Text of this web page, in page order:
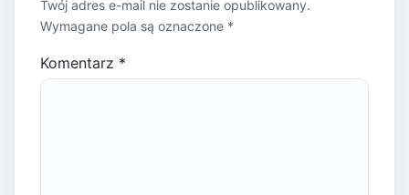
Twój adres e-mail nie zostanie opublikowany.
Wymagane pola są oznaczone *
Komentarz *